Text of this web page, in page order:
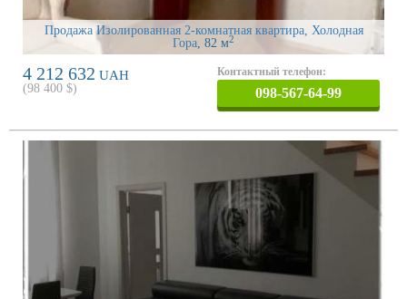
Продажа Изолированная 2-комнатная квартира, Холодная
Гора, 82 м2
4 212 632 UAH
(98 400 $)
Контактный телефон:
098-567-64-99